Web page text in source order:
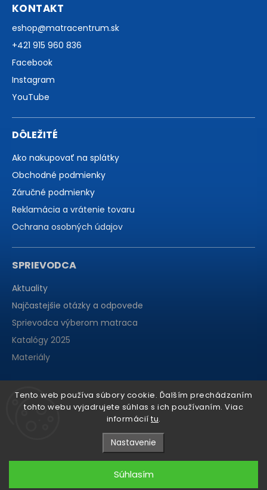
Tento web používa súbory cookie. Ďalším prechádzaním
tohto webu vyjadrujete súhlas s ich používaním. Viac
informácií tu.
Nastavenie
Súhlasím
KONTAKT
eshop@matracentrum.sk
+421 915 960 836
Facebook
Instagram
YouTube
DÔLEŽITÉ
Ako nakupovať na splátky
Obchodné podmienky
Záručné podmienky
Reklamácia a vrátenie tovaru
Ochrana osobných údajov
SPRIEVODCA
Aktuality
Najčastejšie otázky a odpovede
Sprievodca výberom matraca
Katalógy 2025
Materiály